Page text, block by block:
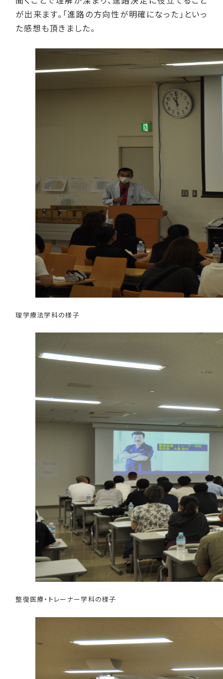
が出来ます。「進路の方向性が明確になった」といっ
た感想も頂きました。
理学療法学科の様子
整復医療・トレーナー学科の様子